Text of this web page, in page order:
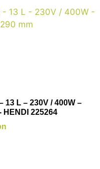
13 L – 230V / 400W –
HENDI 225264